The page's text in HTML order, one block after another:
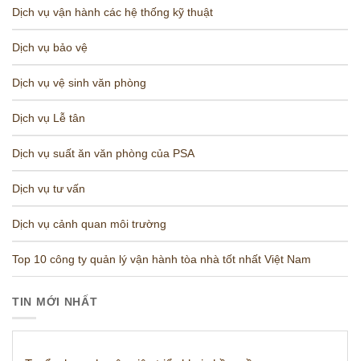
Dịch vụ vận hành các hệ thống kỹ thuật
Dịch vụ bảo vệ
Dịch vụ vệ sinh văn phòng
Dịch vụ Lễ tân
Dịch vụ suất ăn văn phòng của PSA
Dịch vụ tư vấn
Dịch vụ cảnh quan môi trường
Top 10 công ty quản lý vận hành tòa nhà tốt nhất Việt Nam
TIN MỚI NHẤT